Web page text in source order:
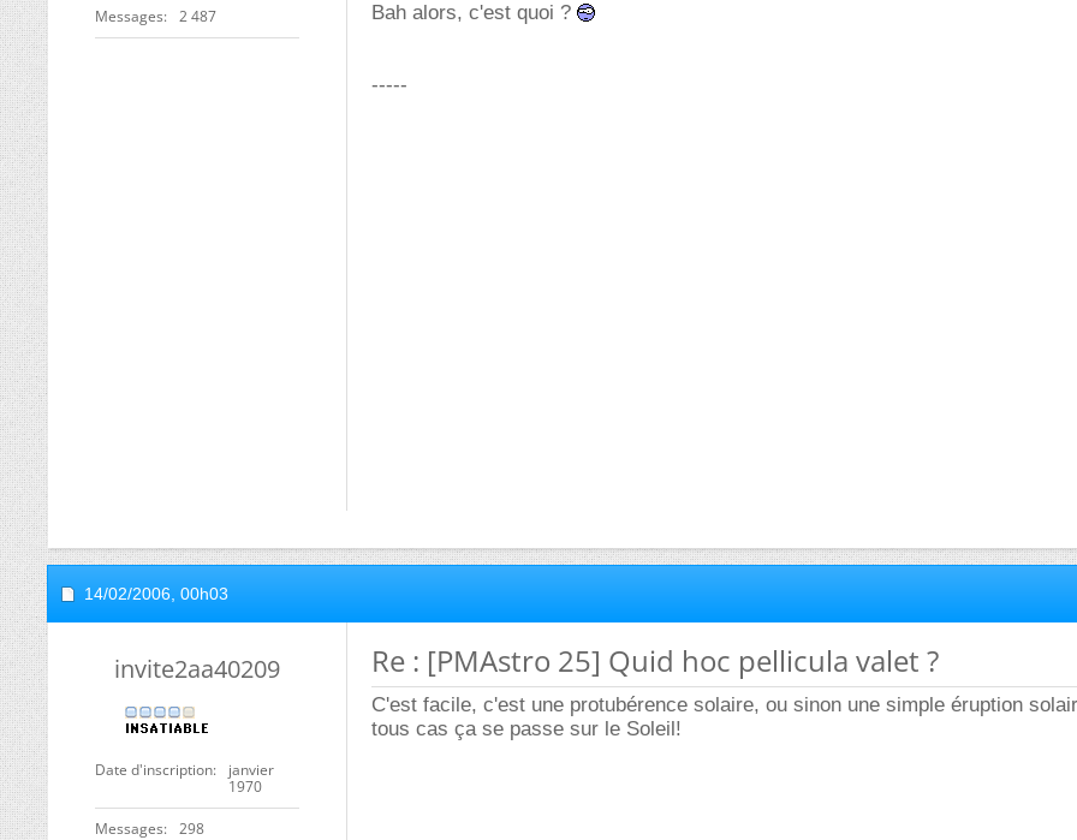
Messages 2 487 Bah alors, c'est quoi ?
-----
14/02/2006, 00h03
invite2aa40209
Date d'inscription
janvier
1970
Messages 298
Re : [PMAstro 25] Quid hoc pellicula valet ?
C'est facile, c'est une protubérence solaire, ou sinon une simple éruption
tous cas ça se passe sur le Soleil!